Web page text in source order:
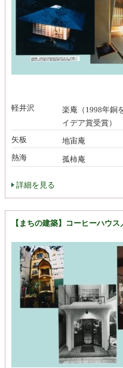
軽井沢
楽庵（1998年銅
イデア賞受賞）
矢板
地宙庵
熱海
孤柿庵
詳細を見る
【まちの建築】コーヒーハウ